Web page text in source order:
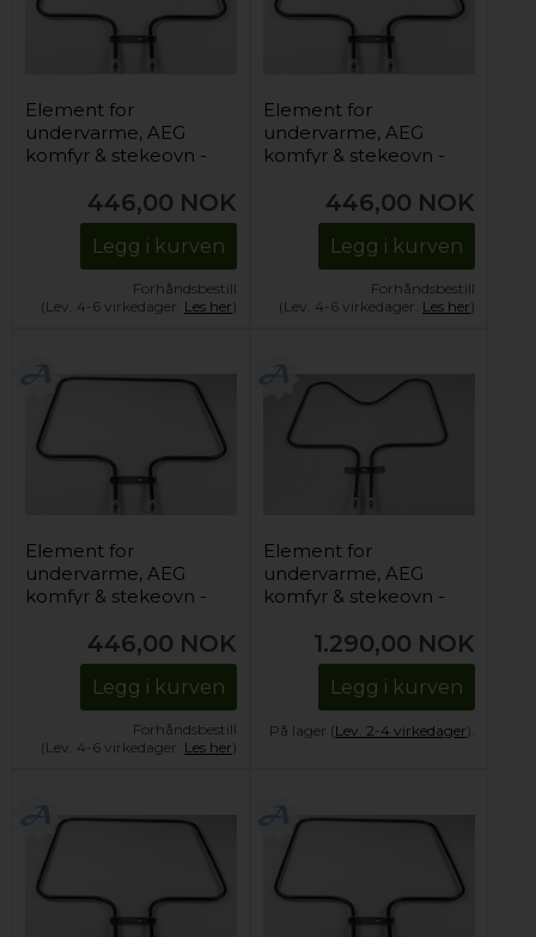
Element for
undervarme, AEG
komfyr & stekeovn -
446,00 NOK
Legg i kurven
Forhåndsbestill
(Lev. 4-6 virkedager. Les her)
Element for
undervarme, AEG
komfyr & stekeovn -
446,00 NOK
Legg i kurven
Forhåndsbestill
(Lev. 4-6 virkedager. Les her)
Element for
undervarme, AEG
komfyr & stekeovn -
446,00 NOK
Legg i kurven
Forhåndsbestill
(Lev. 4-6 virkedager. Les her)
Element for
undervarme, AEG
komfyr & stekeovn -
1.290,00 NOK
Legg i kurven
På lager (Lev. 2-4 virkedager).